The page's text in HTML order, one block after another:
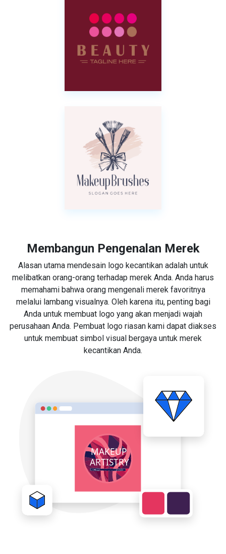
Membangun Pengenalan Merek
Alasan utama mendesain logo kecantikan adalah untuk
melibatkan orang-orang terhadap merek Anda. Anda harus
memahami bahwa orang mengenali merek favoritnya
melalui lambang visualnya. Oleh karena itu, penting bagi
Anda untuk membuat logo yang akan menjadi wajah
perusahaan Anda. Pembuat logo riasan kami dapat diakses
untuk membuat simbol visual bergaya untuk merek
kecantikan Anda.